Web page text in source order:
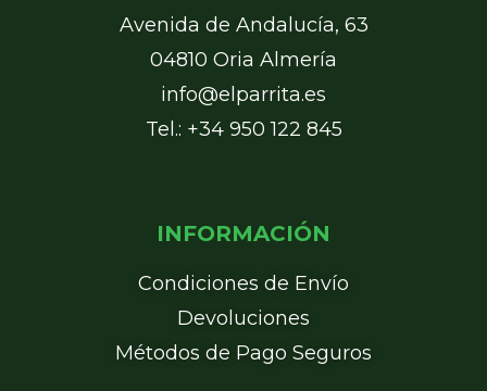
Avenida de Andalucía, 63
04810 Oria Almería
info@elparrita.es
Tel.: +34 950 122 845
INFORMACIÓN
Condiciones de Envío
Devoluciones
Métodos de Pago Seguros